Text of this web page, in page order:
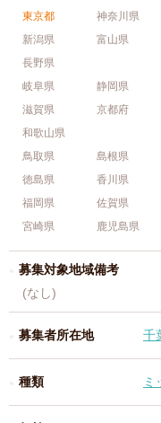
東京都
神奈川県
新潟県
富山県
長野県
岐阜県
静岡県
滋賀県
京都府
和歌山県
鳥取県
島根県
徳島県
香川県
福岡県
佐賀県
宮崎県
鹿児島県
募集対象地域備考
(なし)
募集者所在地 千
種類 ミ